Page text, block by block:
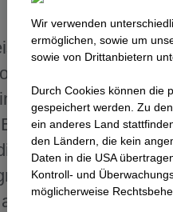
sich
die durch
Ob
–
Herausforderung
Ein Beispiel
Flughafen
Wir verwenden
ermöglichen, sowie um
sowie von Drittanbietern
Durch Cookies können die
gespeichert werden. Zu
ein anderes Land
den Ländern, die kein
Daten in die USA
Kontroll- und
möglicherweise